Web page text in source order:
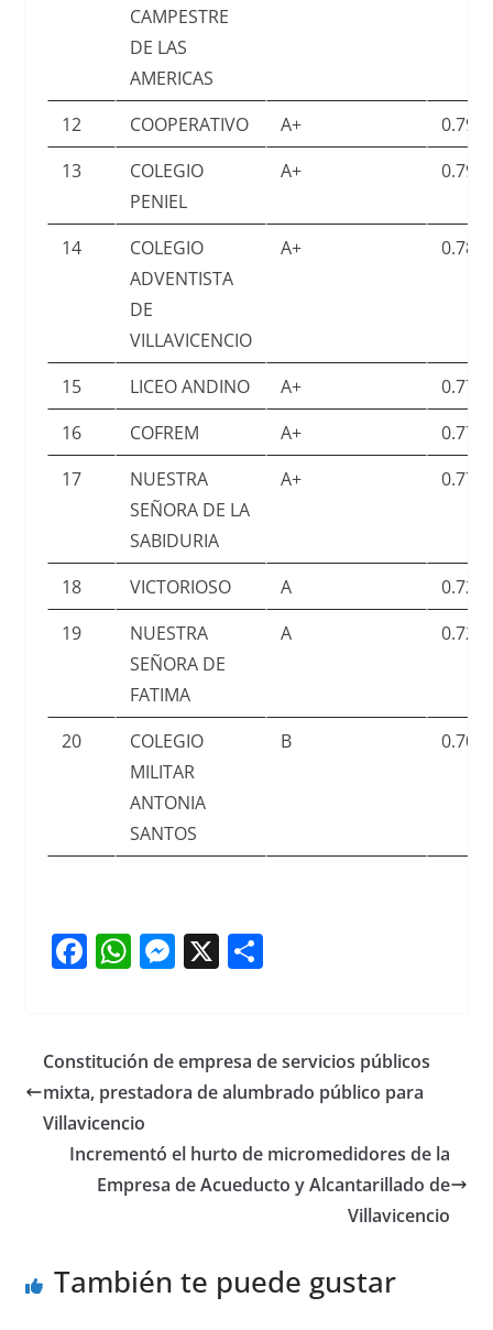
CAMPESTRE
DE LAS
AMERICAS
12 COOPERATIVO A+
0.798
13
COLEGIO
PENIEL
A+
14
COLEGIO
ADVENTISTA
DE
VILLAVICENCIO
A+
15 LICEO ANDINO A+
16
COFREM A+
17
NUESTRA
SEÑORA DE LA
SABIDURIA
A+
18 VICTORIOSO A
19
NUESTRA
SEÑORA DE
FATIMA
A
20
COLEGIO
MILITAR
ANTONIA
SANTOS
B
F
e
b
o
o
k
W
s
A
p
p
M
e
n
er
X S
e
Constitución de empresa de servicios públicos
mixta, prestadora de alumbrado público para
Villavicencio
Incrementó el hurto de micromedidores de la
Empresa de Acueducto y Alcantarillado de
Villavicencio
También te puede gustar